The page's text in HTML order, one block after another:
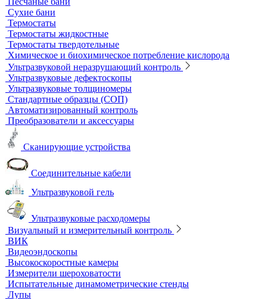
Сушильные шкафы и муфельные печи
Муфельные печи
Шкафы сушильные
Электропечи низкотемпературные
Термостаты, бани и инкубаторы
Бани
Бани серологические
Водяные бани
Инкубаторы
Масляные бани
Песчаные бани
Сухие бани
Термостаты
Термостаты жидкостные
Термостаты твердотельные
Химическое и биохимическое потребление кислорода
Ультразвуковой неразрушающий контроль
Ультразвуковые дефектоскопы
Ультразвуковые толщиномеры
Стандартные образцы (СОП)
Автоматизированный контроль
Преобразователи и аксессуары
Сканирующие устройства
Соединительные кабели